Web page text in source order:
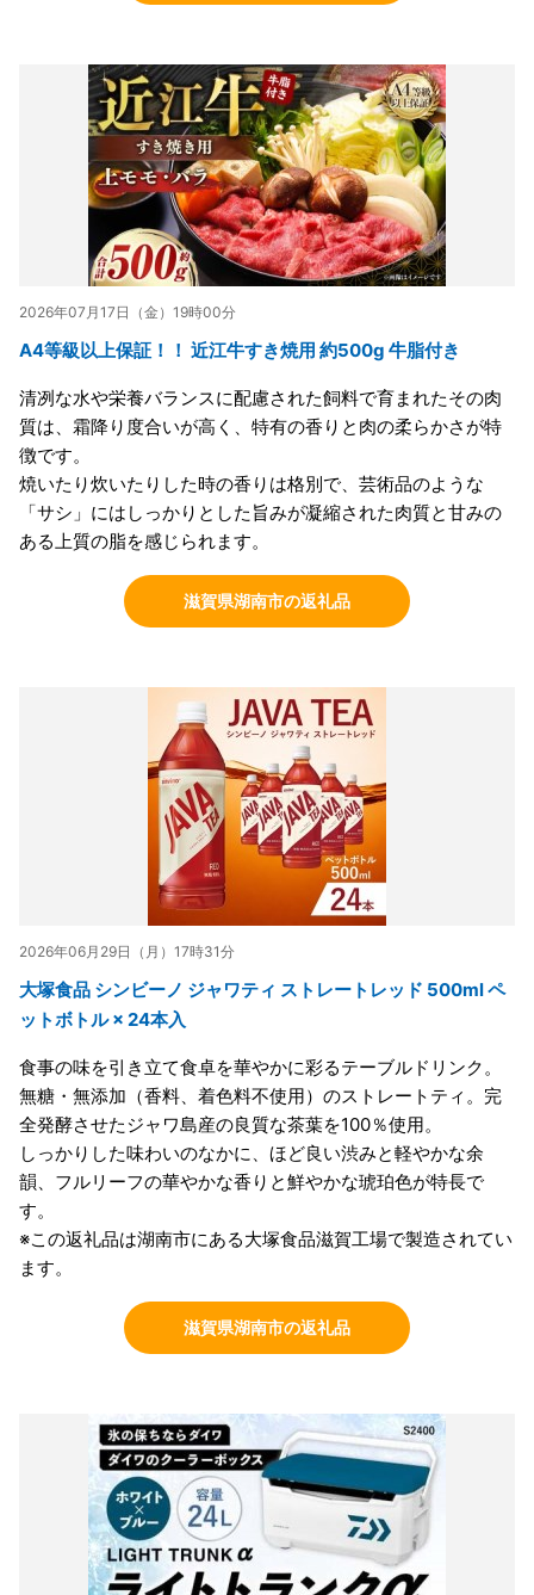
2026年07月17日（金）19時00分
A4等級以上保証！！ 近江牛すき焼用 約500g 牛脂付き
清冽な水や栄養バランスに配慮された飼料で育まれたその肉
質は、霜降り度合いが高く、特有の香りと肉の柔らかさが特
徴です。
焼いたり炊いたりした時の香りは格別で、芸術品のような
「サシ」にはしっかりとした旨みが凝縮された肉質と甘みの
ある上質の脂を感じられます。
滋賀県湖南市の返礼品
2026年06月29日（月）17時31分
大塚食品 シンビーノ ジャワティ ストレートレッド 500ml ペ
ットボトル × 24本入
食事の味を引き立て食卓を華やかに彩るテーブルドリンク。
無糖・無添加（香料、着色料不使用）のストレートティ。完
全発酵させたジャワ島産の良質な茶葉を100％使用。
しっかりした味わいのなかに、ほど良い渋みと軽やかな余
韻、フルリーフの華やかな香りと鮮やかな琥珀色が特長で
す。
※この返礼品は湖南市にある大塚食品滋賀工場で製造されてい
ます。
滋賀県湖南市の返礼品